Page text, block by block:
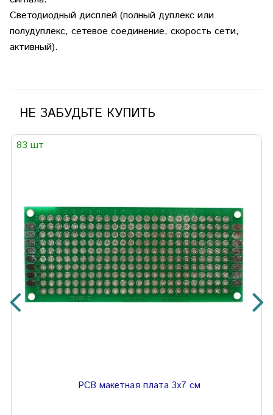
Светодиодный дисплей (полный дуплекс или
полудуплекс, сетевое соединение, скорость сети,
активный).
НЕ ЗАБУДЬТЕ КУПИТЬ
83 шт
PCB макетная плата 3х7 см